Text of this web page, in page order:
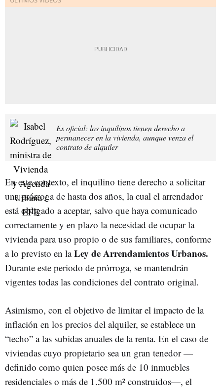
Es oficial: los inquilinos tienen derecho a
permanecer en la vivienda, aunque venza el
contrato de alquiler
En este contexto, el inquilino tiene derecho a solicitar
una prórroga de hasta dos años, la cual el arrendador
está obligado a aceptar, salvo que haya comunicado
correctamente y en plazo la necesidad de ocupar la
vivienda para uso propio o de sus familiares, conforme
a lo previsto en laLey de Arrendamientos Urbanos.
Durante este periodo de prórroga, se mantendrán
vigentes todas las condiciones del contrato original.
Asimismo, con el objetivo de limitar el impacto de la
inflación en los precios del alquiler, se establece un
“techo” a las subidas anuales de la renta. En el caso de
viviendas cuyo propietario sea un gran tenedor —
definido como quien posee más de 10 inmuebles
residenciales o más de 1.500 m² construidos—, el